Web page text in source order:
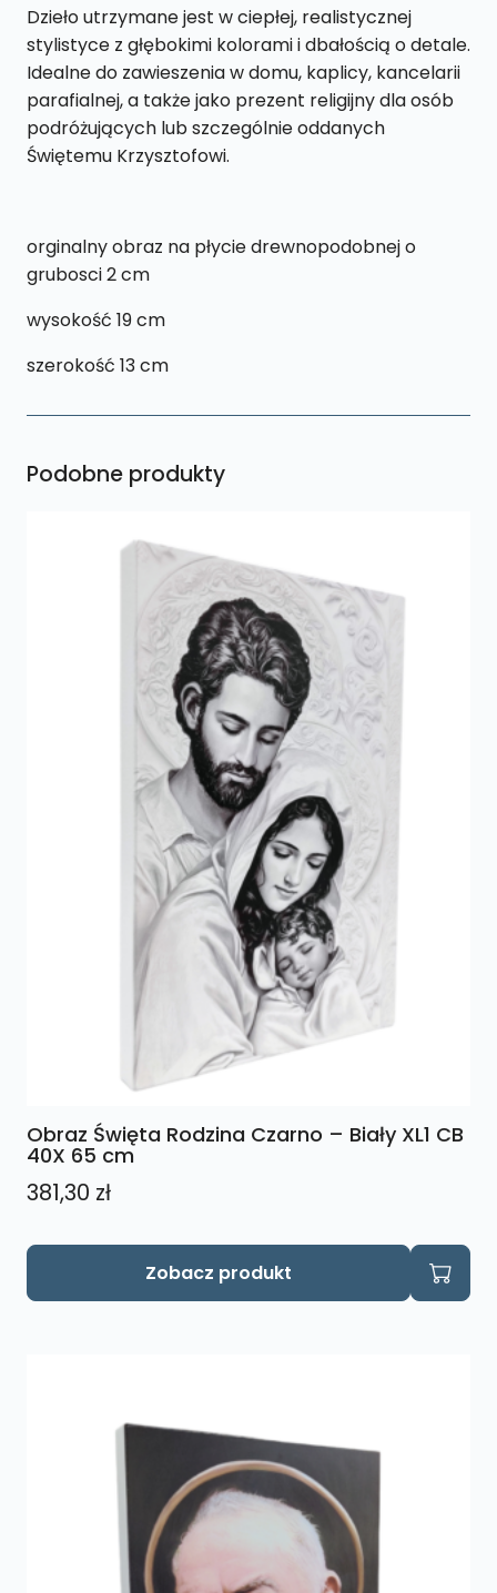
Dzieło utrzymane jest w ciepłej, realistycznej
stylistyce z głębokimi kolorami i dbałością o detale.
Idealne do zawieszenia w domu, kaplicy, kancelarii
parafialnej, a także jako prezent religijny dla osób
podróżujących lub szczególnie oddanych
Świętemu Krzysztofowi.
orginalny obraz na płycie drewnopodobnej o
grubosci 2 cm
wysokość 19 cm
szerokość 13 cm
Podobne produkty
Obraz Święta Rodzina Czarno – Biały XL1 CB
40X 65 cm
381,30 zł
Zobacz produkt